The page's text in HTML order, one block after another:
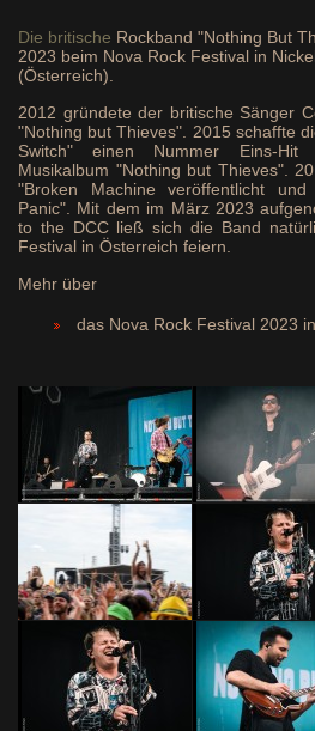
Die britische Rockband "Nothing But
2023 beim Nova Rock Festival in
(Österreich).
2012 gründete der britische Sänger
"Nothing but Thieves". 2015 schaffte
Switch" einen Nummer Eins-Hit
Musikalbum "Nothing but Thieves".
"Broken Machine veröffentlicht
Panic". Mit dem im März 2023
to the DCC ließ sich die Band
Festival in Österreich feiern.
Mehr über
das Nova Rock Festival 2023